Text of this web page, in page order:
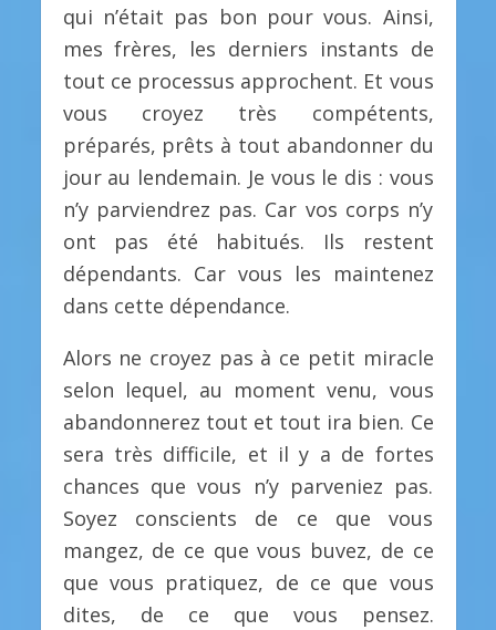
qui n’était pas bon pour vous. Ainsi,
mes frères, les derniers instants de
tout ce processus approchent. Et vous
vous croyez très compétents,
préparés, prêts à tout abandonner du
jour au lendemain. Je vous le dis : vous
n’y parviendrez pas. Car vos corps n’y
ont pas été habitués. Ils restent
dépendants. Car vous les maintenez
dans cette dépendance.
Alors ne croyez pas à ce petit miracle
selon lequel, au moment venu, vous
abandonnerez tout et tout ira bien. Ce
sera très difficile, et il y a de fortes
chances que vous n’y parveniez pas.
Soyez conscients de ce que vous
mangez, de ce que vous buvez, de ce
que vous pratiquez, de ce que vous
dites, de ce que vous pensez.